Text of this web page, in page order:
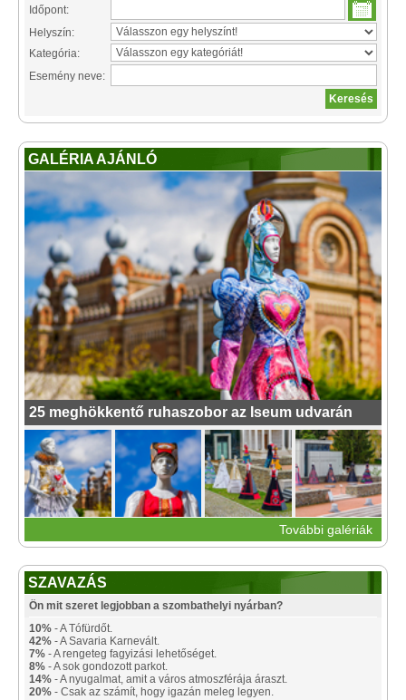
Időpont:
Helyszín:
Kategória:
Esemény neve:
GALÉRIA AJÁNLÓ
25 meghökkentő ruhaszobor az Iseum udvarán
További galériák
SZAVAZÁS
Ön mit szeret legjobban a szombathelyi nyárban?
10% - A Tófürdőt.
42% - A Savaria Karnevált.
7% - A rengeteg fagyizási lehetőséget.
8% - A sok gondozott parkot.
14% - A nyugalmat, amit a város atmoszférája áraszt.
20% - Csak az számít, hogy igazán meleg legyen.